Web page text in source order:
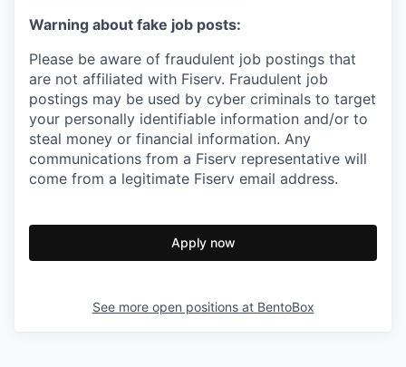
Warning about fake job posts:
Please be aware of fraudulent job postings that
are not affiliated with Fiserv. Fraudulent job
postings may be used by cyber criminals to target
your personally identifiable information and/or to
steal money or financial information. Any
communications from a Fiserv representative will
come from a legitimate Fiserv email address.
Apply now
See more open positions at BentoBox